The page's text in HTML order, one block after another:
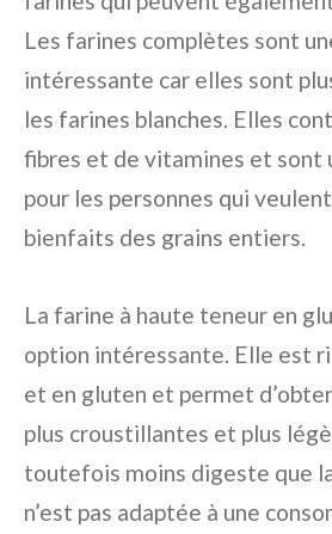
Les farines complètes sont
intéressante car elles sont
les farines blanches. Elles
fibres et de vitamines et sont
pour les personnes qui
bienfaits des grains entiers.
La farine à haute teneur en
option intéressante. Elle est
et en gluten et permet
plus croustillantes et plus
toutefois moins digeste que
n’est pas adaptée à une